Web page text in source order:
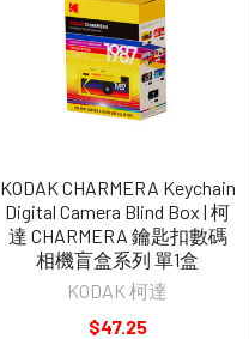
KODAK CHARMERA Keychain
Digital Camera Blind Box | 柯
達 CHARMERA 鑰匙扣數碼
相機盲盒系列 單1盒
KODAK 柯達
$47.25